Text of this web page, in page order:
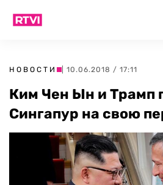
НОВОСТИ | 10.06.2018 / 17:11
Ким Чен Ын и Трамп
Сингапур на свою